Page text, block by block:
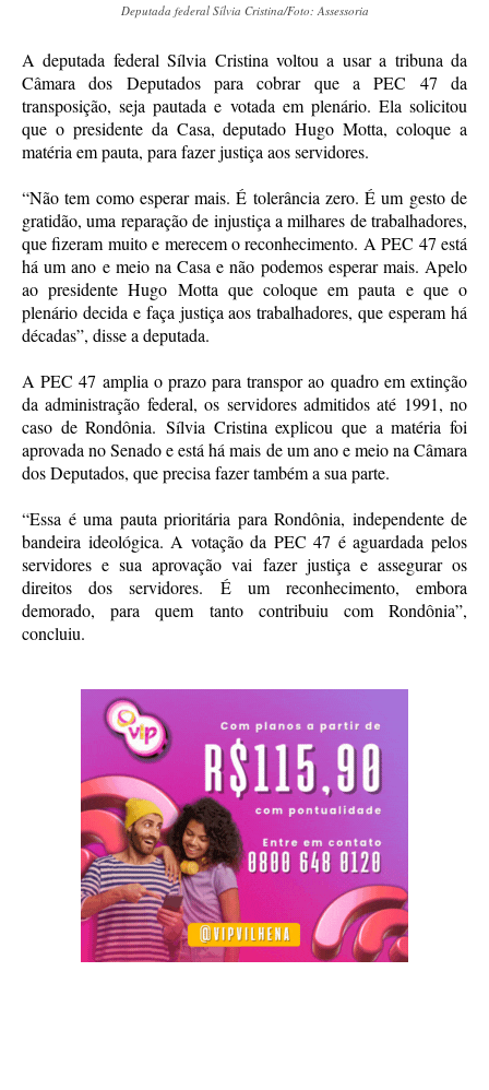
Deputada federal Sílvia Cristina/Foto: Assessoria
A deputada federal Sílvia Cristina voltou a usar a tribuna da
Câmara dos Deputados para cobrar que a PEC 47 da
transposição, seja pautada e votada em plenário. Ela solicitou
que o presidente da Casa, deputado Hugo Motta, coloque a
matéria em pauta, para fazer justiça aos servidores.
“Não tem como esperar mais. É tolerância zero. É um gesto de
gratidão, uma reparação de injustiça a milhares de trabalhadores,
que fizeram muito e merecem o reconhecimento. A PEC 47 está
há um ano e meio na Casa e não podemos esperar mais. Apelo
ao presidente Hugo Motta que coloque em pauta e que o
plenário decida e faça justiça aos trabalhadores, que esperam há
décadas”, disse a deputada.
A PEC 47 amplia o prazo para transpor ao quadro em extinção
da administração federal, os servidores admitidos até 1991, no
caso de Rondônia. Sílvia Cristina explicou que a matéria foi
aprovada no Senado e está há mais de um ano e meio na Câmara
dos Deputados, que precisa fazer também a sua parte.
“Essa é uma pauta prioritária para Rondônia, independente de
bandeira ideológica. A votação da PEC 47 é aguardada pelos
servidores e sua aprovação vai fazer justiça e assegurar os
direitos dos servidores. É um reconhecimento, embora
demorado, para quem tanto contribuiu com Rondônia”,
concluiu.